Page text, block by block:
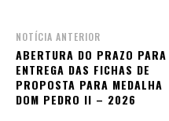
NOTÍCIA ANTERIOR
ABERTURA DO PRAZO PARA
ENTREGA DAS FICHAS DE
PROPOSTA PARA MEDALHA
DOM PEDRO II – 2026